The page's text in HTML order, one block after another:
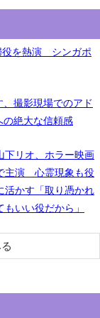
役を熱演 シンガポ
撮影現場でのアド
の絶大な信頼感
下リオ、ホラー映画
主演 心霊現象も役
活かす「取り憑かれ
もいい役だから」